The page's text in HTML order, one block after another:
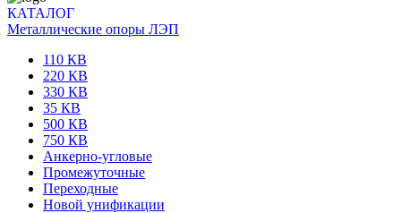
КАТАЛОГ
Металлические опоры ЛЭП
110 КВ
220 КВ
330 КВ
35 КВ
500 КВ
750 КВ
Анкерно-угловые
Промежуточные
Переходные
Новой унификации